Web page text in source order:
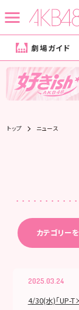
劇場ガイド
トップ ニュース
カテゴリー
2025.03.24
4/30(水)「UP-